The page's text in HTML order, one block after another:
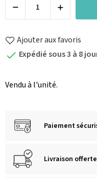
Ajouter aux favoris
 Expédié sous 3 à 8
Vendu à l'unité.
Paiement
Livraison offerte